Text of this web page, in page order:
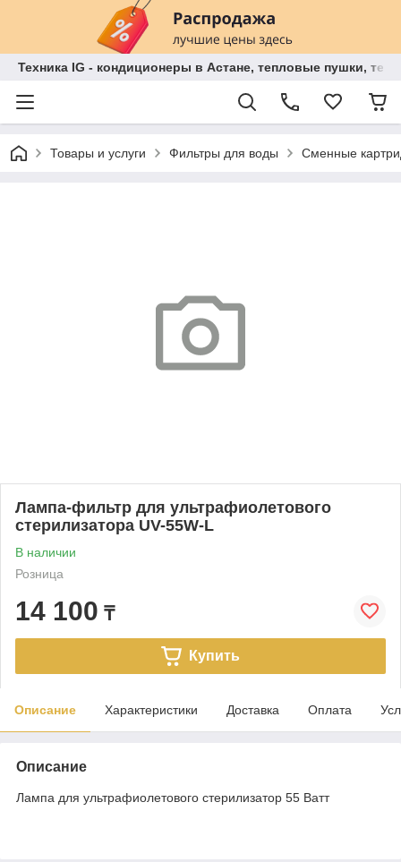
Техника IG - кондиционеры в Астане, тепловые пушки,
Товары и услуги Фильтры для воды Сменные
Лампа-фильтр для ультрафиолетового
стерилизатора UV-55W-L
В наличии
Розница
14 100 ₸
Купить
Описание Характеристики Доставка Оплата
Описание
Лампа для ультрафиолетового стерилизатор 55 Ватт